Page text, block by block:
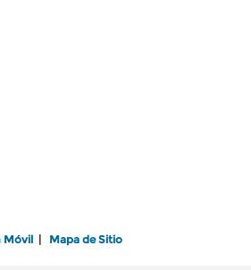
Móvil Mapa de Sitio